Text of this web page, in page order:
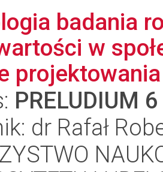
badania
w
projektowania
PRELUDIUM 6
dr Rafał